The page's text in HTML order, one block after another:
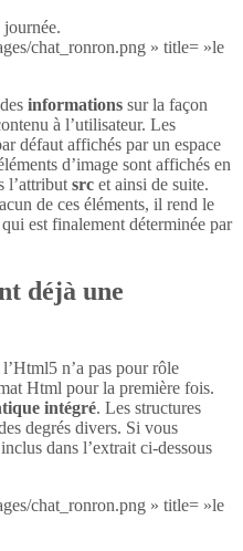
chat_ronron.png » title= »le
informations sur la façon
à l’utilisateur. Les
défaut affichés par un espace
d’image sont affichés en
l’attribut src et ainsi de suite.
de ces éléments, il rend le
est finalement déterminée par
déjà une
n’a pas pour rôle
Html pour la première fois.
intégré. Les structures
degrés divers. Si vous
dans l’extrait ci-dessous
chat_ronron.png » title= »le